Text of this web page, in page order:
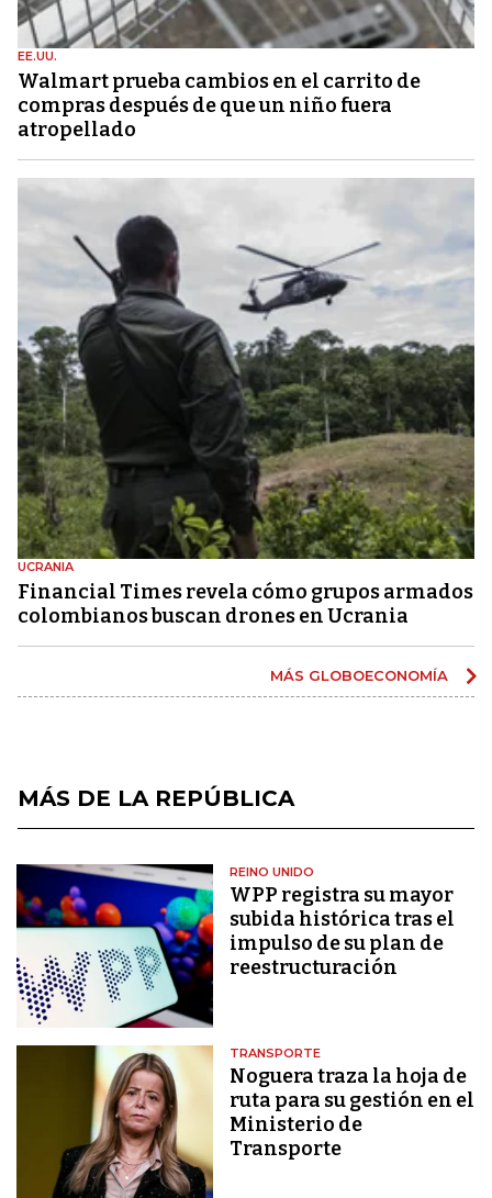
EE.UU.
Walmart prueba cambios en el carrito de
compras después de que un niño fuera
atropellado
UCRANIA
Financial Times revela cómo grupos armados
colombianos buscan drones en Ucrania
MÁS GLOBOECONOMÍA
MÁS DE LA REPÚBLICA
REINO UNIDO
WPP registra su mayor
subida histórica tras el
impulso de su plan de
reestructuración
TRANSPORTE
Noguera traza la hoja de
ruta para su gestión en el
Ministerio de
Transporte